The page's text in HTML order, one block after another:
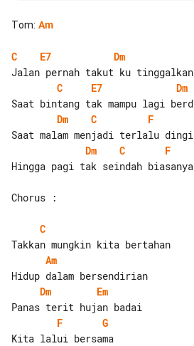
Tom: Am
C E7
Dm
C
E7
Dm
Dm
C
F
Dm
C F
Hingga pagi tak seindah biasanya
Chorus :
C
Am
Dm
Em
F
G
Kita lalui bersama